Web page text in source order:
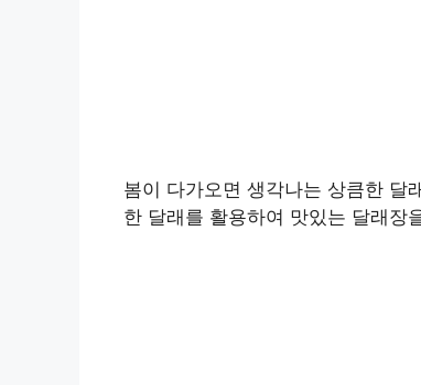
봄이 다가오면 생각나는 상큼한 달
한 달래를 활용하여 맛있는 달래장